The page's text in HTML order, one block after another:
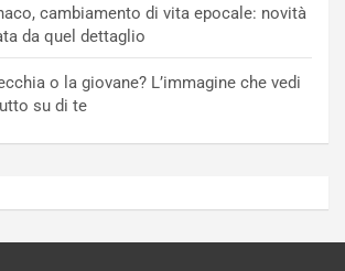
cambiamento di vita epocale: novità
da quel dettaglio
o la giovane? L’immagine che vedi
su di te